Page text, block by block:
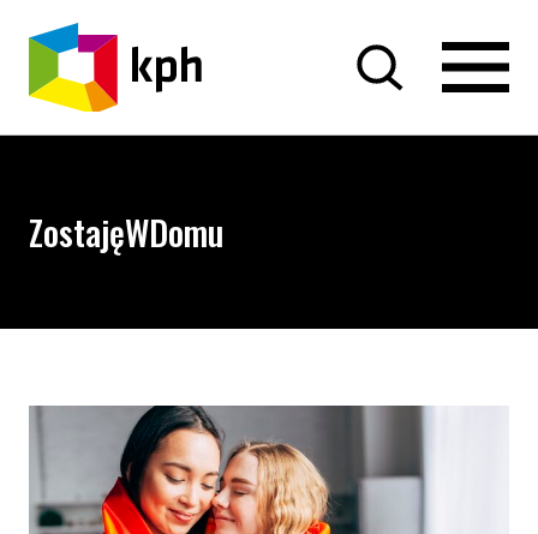
PRZEJDŹ DO TREŚCI
ZostajęWDomu